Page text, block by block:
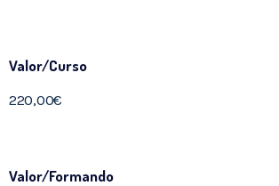
Valor/Curso
220,00€
Valor/Formando